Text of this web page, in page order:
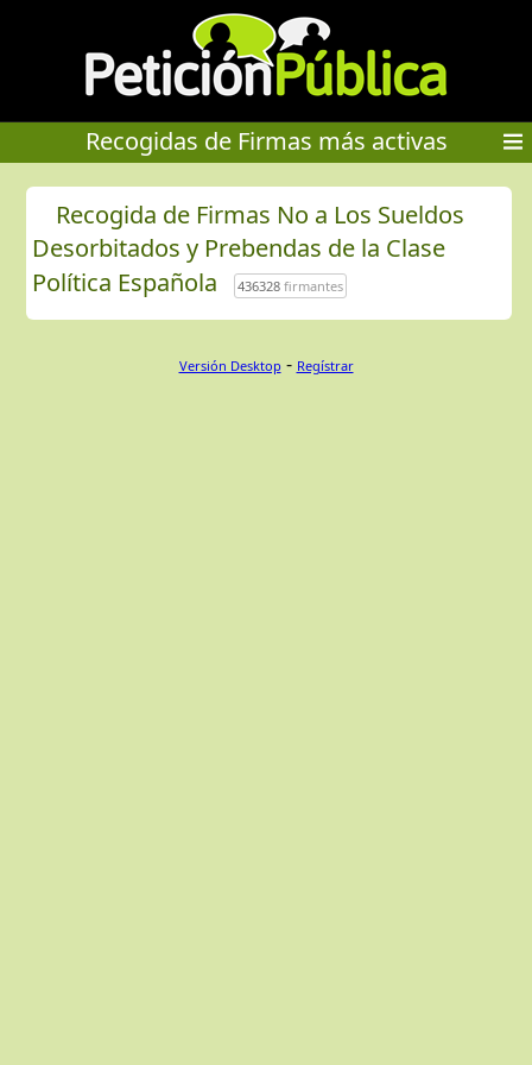
Recogidas de Firmas más activas
Recogida de Firmas No a Los Sueldos
Desorbitados y Prebendas de la Clase
Política Española
436328firmantes
Versión Desktop - Regístrar